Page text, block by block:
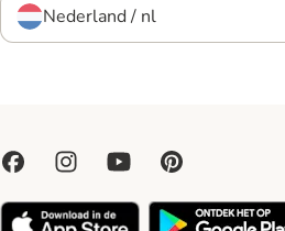
Nederland / nl